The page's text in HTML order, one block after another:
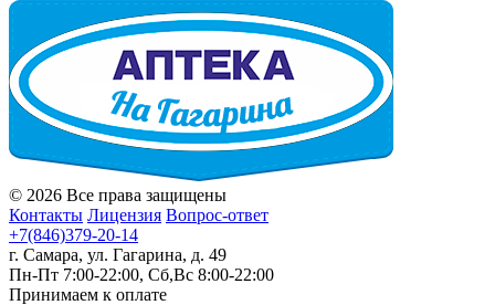
© 2026 Все права защищены
Контакты Лицензия Вопрос-ответ
+7(846)379-20-14
г. Самара, ул. Гагарина, д. 49
Пн-Пт 7:00-22:00, Сб,Вс 8:00-22:00
Принимаем к оплате